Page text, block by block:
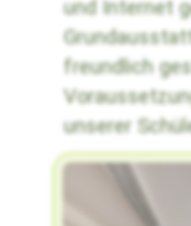
und Internet
freundlich
unserer